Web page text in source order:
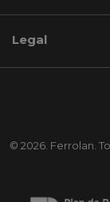
© 2026. Ferrolan.
Legal